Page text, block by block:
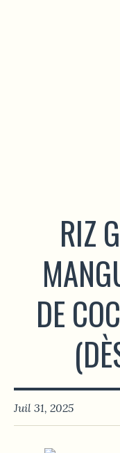
RIZ
DE
Juil 31, 2025